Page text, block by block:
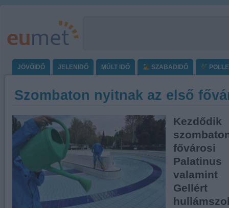
JÖVŐIDŐ JELENIDŐ MÚLT IDŐ SZABADIDŐ
Szombaton nyitnak az első